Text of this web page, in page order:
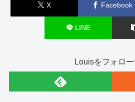
X Facebook
LINE
Louisをフォロ